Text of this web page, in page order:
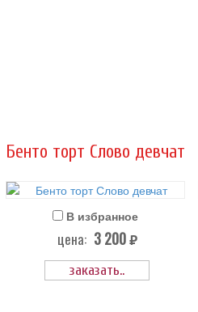
Бенто торт Слово девчат
В избранное
цена: 3 200 руб.
заказать..